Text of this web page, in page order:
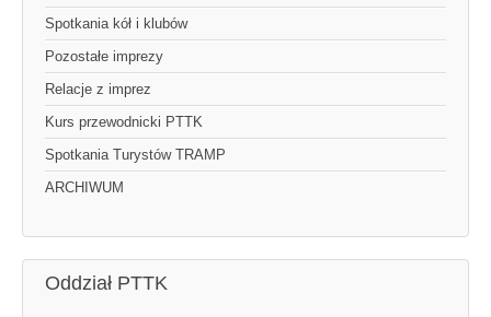
Spotkania kół i klubów
Pozostałe imprezy
Relacje z imprez
Kurs przewodnicki PTTK
Spotkania Turystów TRAMP
ARCHIWUM
Oddział PTTK